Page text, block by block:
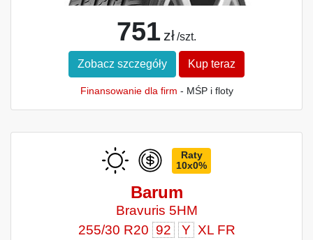
751 zł /szt.
Zobacz szczegóły Kup teraz
Finansowanie dla firm - MŚP i floty
Raty
10x0%
Barum
Bravuris 5HM
255/30 R20 92 Y XL FR